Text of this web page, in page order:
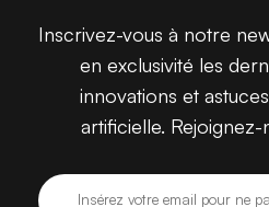
Inscrivez-vous à notre
en exclusivité les
innovations et
artificielle.